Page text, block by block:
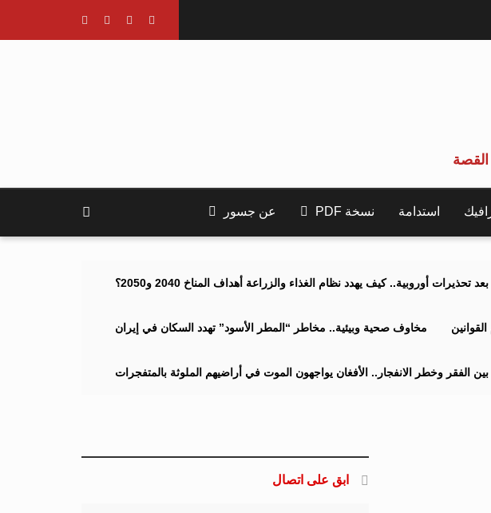
استدامة نسخة PDF عن جسور
بعد تحذيرات أوروبية.. كيف يهدد نظام الغذاء والزراعة أهداف المناخ 2040 و2050؟
مخاوف صحية وبيئية.. مخاطر “المطر الأسود” تهدد السكان في إيران
بين الفقر وخطر الانفجار.. الأفغان يواجهون الموت في أراضيهم الملوثة بالمتفجرات
ابق على اتصال